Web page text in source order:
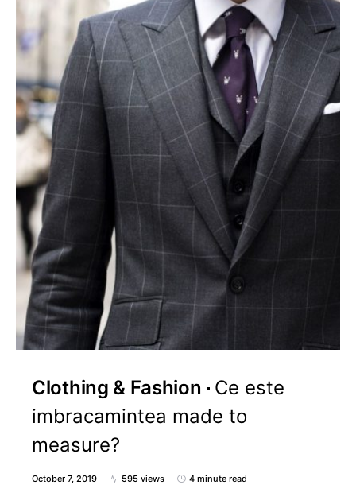
Clothing & Fashion
Ce este
imbracamintea made to
measure?
October 7, 2019 595 views 4 minute read